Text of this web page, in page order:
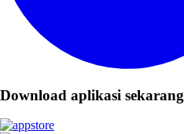
Download aplikasi sekarang